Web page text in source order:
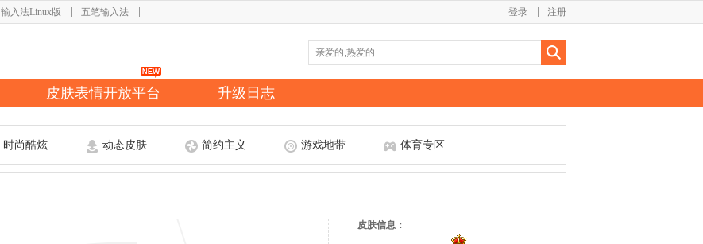
输入法Linux版 五笔输入法 注册
登录
皮肤表情开放平台 升级日志
时尚酷炫 动态皮肤 简约主义 游戏地带 体育专区
皮肤信息：